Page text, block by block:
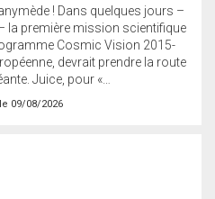
! Dans quelques jours –
la première mission scientifique
Cosmic Vision 2015-
devrait prendre la route
Juice, pour «…
09/08/2026